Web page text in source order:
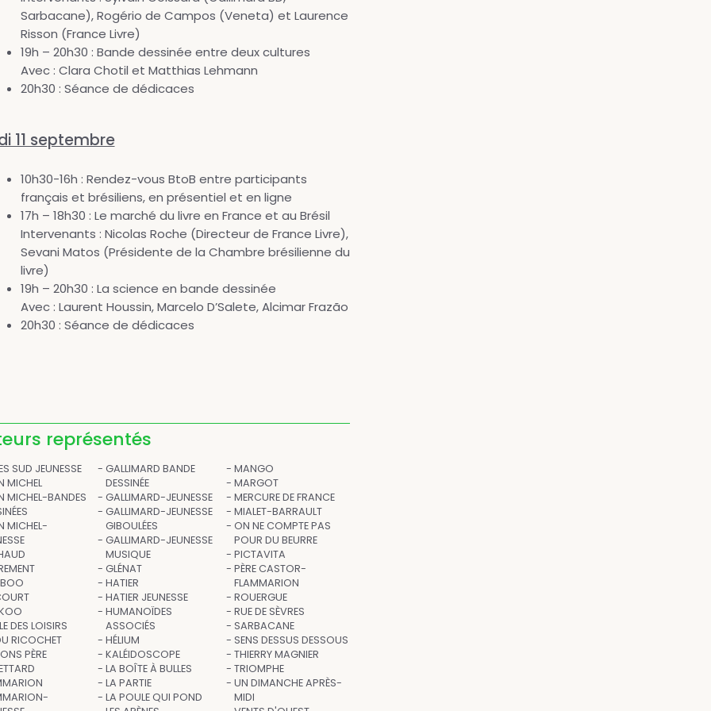
Sarbacane), Rogério de Campos (Veneta) et Laurence
Risson (France Livre)
19h – 20h30 : Bande dessinée entre deux cultures
Avec : Clara Chotil et Matthias Lehmann
20h30 : Séance de dédicaces
11 septembre
10h30-16h : Rendez-vous BtoB entre participants
français et brésiliens, en présentiel et en ligne
17h – 18h30 : Le marché du livre en France et au Brésil
Intervenants : Nicolas Roche (Directeur de France Livre),
Sevani Matos (Présidente de la Chambre brésilienne du
livre)
19h – 20h30 : La science en bande dessinée
Avec : Laurent Houssin, Marcelo D’Salete, Alcimar Frazão
20h30 : Séance de dédicaces
représentés
SUD JEUNESSE
MICHEL
MICHEL-BANDES
MICHEL-
DES LOISIRS
RICOCHET
PÈRE
GALLIMARD BANDE
DESSINÉE
GALLIMARD-JEUNESSE
GALLIMARD-JEUNESSE
GIBOULÉES
GALLIMARD-JEUNESSE
MUSIQUE
GLÉNAT
HATIER
HATIER JEUNESSE
HUMANOÏDES
ASSOCIÉS
HÉLIUM
KALÉIDOSCOPE
LA BOÎTE À BULLES
LA PARTIE
LA POULE QUI POND
MANGO
MARGOT
MERCURE DE FRANCE
MIALET-BARRAULT
ON NE COMPTE PAS
POUR DU BEURRE
PICTAVITA
PÈRE CASTOR-
FLAMMARION
ROUERGUE
RUE DE SÈVRES
SARBACANE
SENS DESSUS DESSOUS
THIERRY MAGNIER
TRIOMPHE
UN DIMANCHE APRÈS-
MIDI